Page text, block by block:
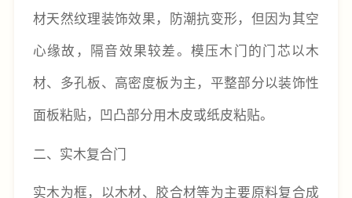
材天然纹理装饰效果，防潮抗变形，但因为其空
心缘故，隔音效果较差。模压木门的门芯以木
材、多孔板、高密度板为主，平整部分以装饰性
面板粘贴，凹凸部分用木皮或纸皮粘贴。
二、实木复合门
实木为框，以木材、胶合材等为主要原料复合成